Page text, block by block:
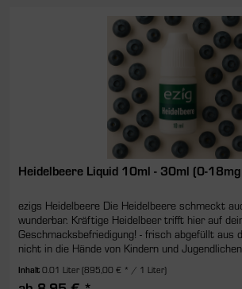
Heidelbeere Liquid 10ml - 30ml (0-
ezigs Heidelbeere Die Heidelbeere schmeckt
wunderbar. Kräftige Heidelbeer trifft hier auf
Geschmacksbefriedigung! - frisch abgefüllt aus
nicht in die Hände von Kindern und
Inhalt0.01 Liter(895,00 € * / 1 Liter)